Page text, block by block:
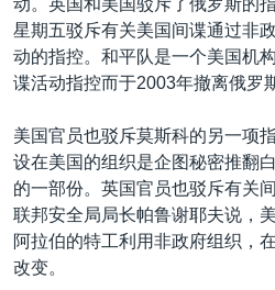
转
到
导
跳
转
检
索
最新国际新闻
印太
欧洲
非洲
美洲
全球议题
分类新闻
经济·金融·贸易
科教·文娱·体健
军事
劳工
环境
美中关系
白宫要闻
国会报道
美中关系
美国建国250周年
VOA视频
VOA今日焦点
中文广播
关注我们
动。英国和美国驳斥了俄罗斯的
星期五驳斥有关美国间谍通过非
动的指控。和平队是一个美国机
谍活动指控而于2003年撤离俄罗
美国官员也驳斥莫斯科的另一项
设在美国的组织是企图秘密推翻
的一部份。英国官员也驳斥有关
联邦安全局局长帕鲁谢耶夫说，
阿拉伯的特工利用非政府组织，
改变。